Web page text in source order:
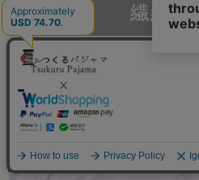
メニュー
繊細な